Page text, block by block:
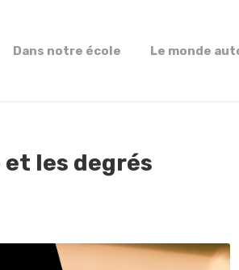
Dans notre école Le monde
les degrés